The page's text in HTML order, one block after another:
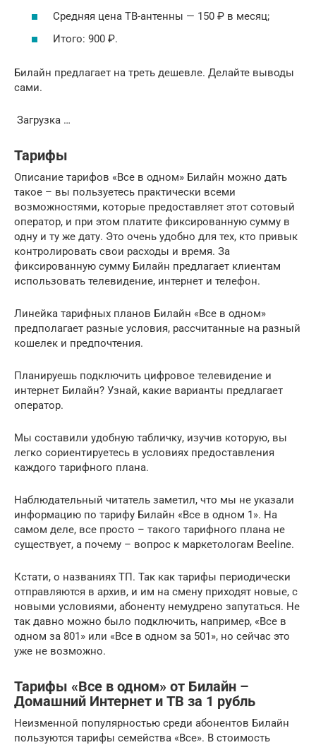
Средняя цена ТВ-антенны — 150 ₽ в месяц;
Итого: 900 ₽.
Билайн предлагает на треть дешевле. Делайте выводы
сами.
Загрузка …
Тарифы
Описание тарифов «Все в одном» Билайн можно дать
такое – вы пользуетесь практически всеми
возможностями, которые предоставляет этот сотовый
оператор, и при этом платите фиксированную сумму в
одну и ту же дату. Это очень удобно для тех, кто привык
контролировать свои расходы и время. За
фиксированную сумму Билайн предлагает клиентам
использовать телевидение, интернет и телефон.
Линейка тарифных планов Билайн «Все в одном»
предполагает разные условия, рассчитанные на разный
кошелек и предпочтения.
Планируешь подключить цифровое телевидение и
интернет Билайн? Узнай, какие варианты предлагает
оператор.
Мы составили удобную табличку, изучив которую, вы
легко сориентируетесь в условиях предоставления
каждого тарифного плана.
Наблюдательный читатель заметил, что мы не указали
информацию по тарифу Билайн «Все в одном 1». На
самом деле, все просто – такого тарифного плана не
существует, а почему – вопрос к маркетологам Beeline.
Кстати, о названиях ТП. Так как тарифы периодически
отправляются в архив, и им на смену приходят новые, с
новыми условиями, абоненту немудрено запутаться. Не
так давно можно было подключить, например, «Все в
одном за 801» или «Все в одном за 501», но сейчас это
уже не возможно.
Тарифы «Все в одном» от Билайн –
Домашний Интернет и ТВ за 1 рубль
Неизменной популярностью среди абонентов Билайн
пользуются тарифы семейства «Все». В стоимость